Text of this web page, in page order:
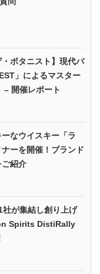
・ボタニスト】現代バ
」によるマスター
– 開催レポート
なウイスキー「ラ
ーを開催！ブランド
紹介
社が集結し創り上げ
Spirits DistiRally